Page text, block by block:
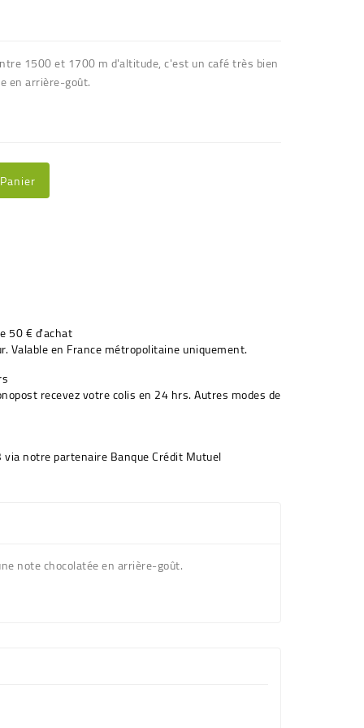
1500 et 1700 m d'altitude, c'est un café très bien
en arrière-goût.
50 € d'achat
Valable en France métropolitaine uniquement.
recevez votre colis en 24 hrs. Autres modes de
via notre partenaire Banque Crédit Mutuel
note chocolatée en arrière-goût.